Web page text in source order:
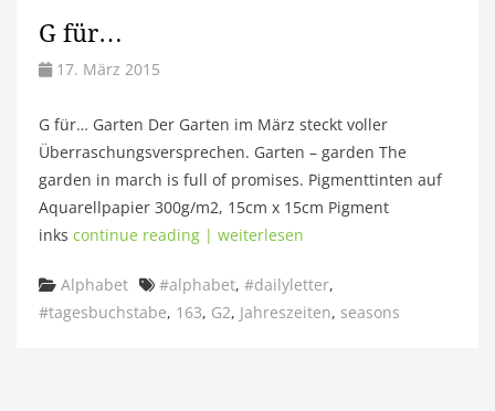
G für…
17. März 2015
G für… Garten Der Garten im März steckt voller
Überraschungsversprechen. Garten – garden The
garden in march is full of promises. Pigmenttinten auf
Aquarellpapier 300g/m2, 15cm x 15cm Pigment
inks continue reading | weiterlesen
Categories
Alphabet Tags
#alphabet, #dailyletter,
#tagesbuchstabe, 163, G2, Jahreszeiten, seasons